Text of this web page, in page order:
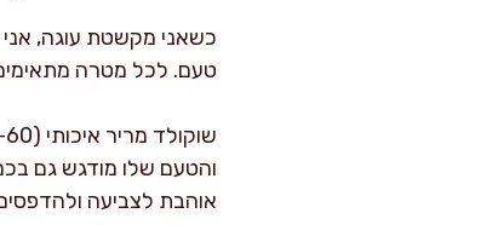
כשאני מקשטת עוגה,
טעם. לכל מטרה מתאימים
והטעם שלו מודגש גם
אוהבת לצביעה